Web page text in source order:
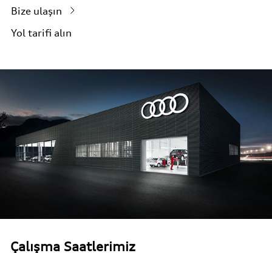
Bize ulaşın
Yol tarifi alın
Çalışma Saatlerimiz